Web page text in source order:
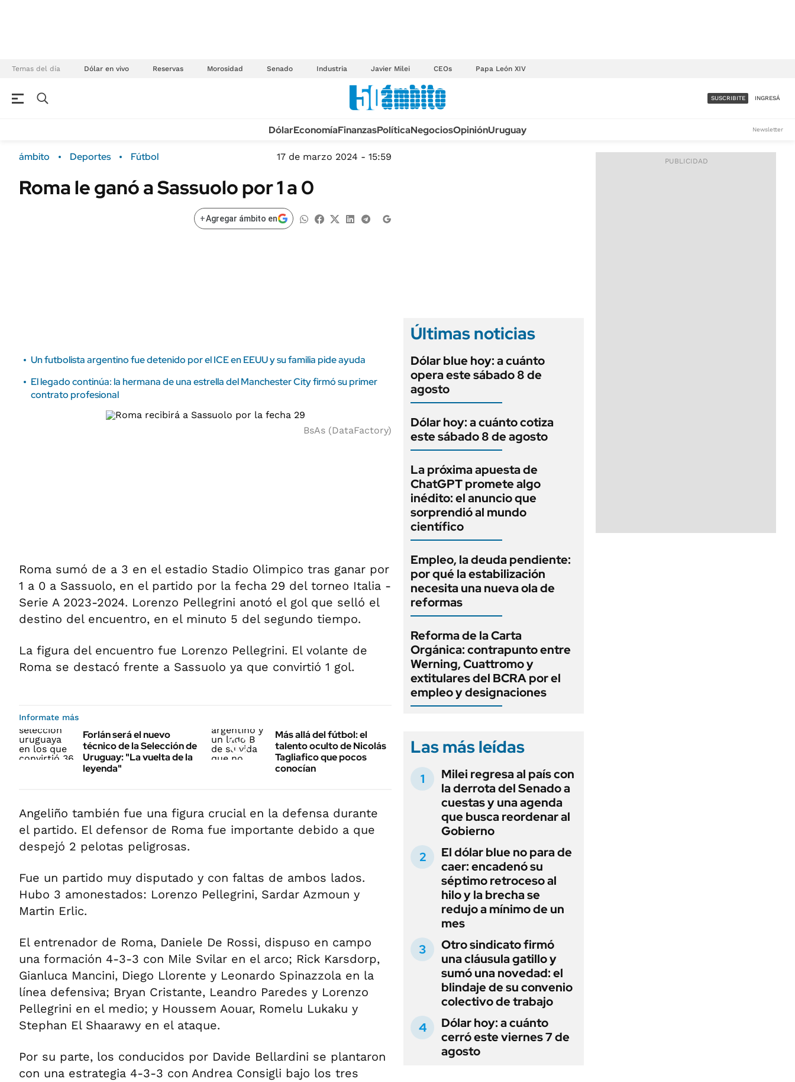
Temas del día Dólar en vivo Reservas Morosidad Senado Industria Javier Milei CEOs Papa León XIV
Campo Sustentabilidad
ENERGY REPORT
TECNOLOGÍA
MÉXICO
MUNDO
INFORMACIÓN GENERAL
ACCESO FULL - $1.800/MES
SUSCRIBITE INGRESÁ
DólarEconomíaFinanzasPolíticaNegociosOpiniónUruguay Newsletter
ámbito Deportes Fútbol 17 de marzo 2024 - 15:59
Roma le ganó a Sassuolo por 1 a 0
+Agregar ámbito en
Un futbolista argentino fue detenido por el ICE en EEUU y su familia pide ayuda
El legado continúa: la hermana de una estrella del Manchester City firmó su primer
contrato profesional
BsAs (DataFactory)
Roma sumó de a 3 en el estadio Stadio Olimpico tras ganar por
1 a 0 a Sassuolo, en el partido por la fecha 29 del torneo Italia -
Serie A 2023-2024. Lorenzo Pellegrini anotó el gol que selló el
destino del encuentro, en el minuto 5 del segundo tiempo.
La figura del encuentro fue Lorenzo Pellegrini. El volante de
Roma se destacó frente a Sassuolo ya que convirtió 1 gol.
Informate más
Forlán será el nuevo
técnico de la Selección de
Uruguay: "La vuelta de la
leyenda"
Más allá del fútbol: el
talento oculto de Nicolás
Tagliafico que pocos
conocían
Angeliño también fue una figura crucial en la defensa durante
el partido. El defensor de Roma fue importante debido a que
despejó 2 pelotas peligrosas.
Fue un partido muy disputado y con faltas de ambos lados.
Hubo 3 amonestados: Lorenzo Pellegrini, Sardar Azmoun y
Martin Erlic.
El entrenador de Roma, Daniele De Rossi, dispuso en campo
una formación 4-3-3 con Mile Svilar en el arco; Rick Karsdorp,
Gianluca Mancini, Diego Llorente y Leonardo Spinazzola en la
línea defensiva; Bryan Cristante, Leandro Paredes y Lorenzo
Pellegrini en el medio; y Houssem Aouar, Romelu Lukaku y
Stephan El Shaarawy en el ataque.
Por su parte, los conducidos por Davide Bellardini se plantaron
con una estrategia 4-3-3 con Andrea Consigli bajo los tres
Últimas noticias
Dólar blue hoy: a cuánto
opera este sábado 8 de
agosto
Dólar hoy: a cuánto cotiza
este sábado 8 de agosto
La próxima apuesta de
ChatGPT promete algo
inédito: el anuncio que
sorprendió al mundo
científico
Empleo, la deuda pendiente:
por qué la estabilización
necesita una nueva ola de
reformas
Reforma de la Carta
Orgánica: contrapunto entre
Werning, Cuattromo y
extitulares del BCRA por el
empleo y designaciones
Las más leídas
Milei regresa al país con
la derrota del Senado a
cuestas y una agenda
que busca reordenar al
Gobierno
El dólar blue no para de
caer: encadenó su
séptimo retroceso al
hilo y la brecha se
redujo a mínimo de un
mes
Otro sindicato firmó
una cláusula gatillo y
sumó una novedad: el
blindaje de su convenio
colectivo de trabajo
Dólar hoy: a cuánto
cerró este viernes 7 de
agosto